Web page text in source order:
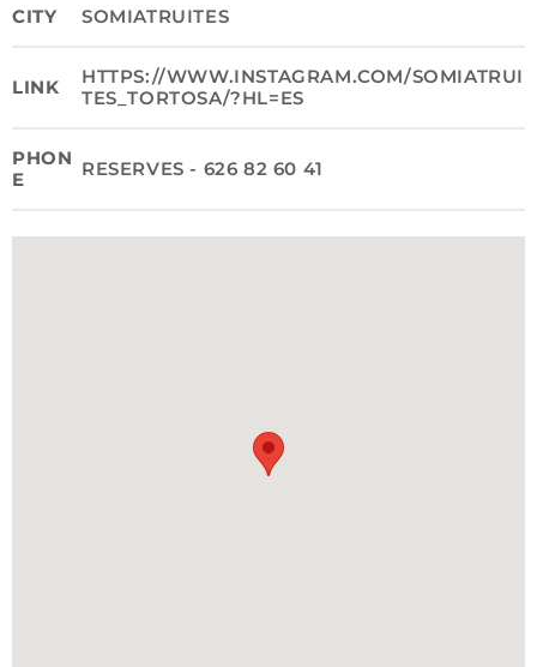
CITY SOMIATRUITES
LINK
HTTPS://WWW.INSTAGRAM.COM/SOMIATRUI
TES_TORTOSA/?HL=ES
PHON
E
RESERVES - 626 82 60 41